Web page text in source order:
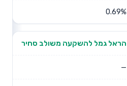
0.69%
הראל גמל להשקעה משולב סחיר
—